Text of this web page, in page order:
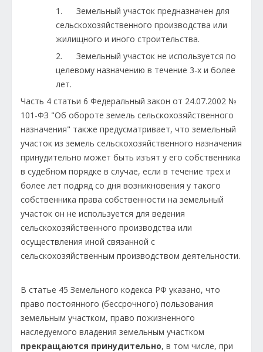
1. Земельный участок предназначен для
сельскохозяйственного производства или
жилищного и иного строительства.
2. Земельный участок не используется по
целевому назначению в течение 3-х и более
лет.
Часть 4 статьи 6 Федеральный закон от 24.07.2002 №
101-ФЗ "Об обороте земель сельскохозяйственного
назначения" также предусматривает, что земельный
участок из земель сельскохозяйственного назначения
принудительно может быть изъят у его собственника
в судебном порядке в случае, если в течение трех и
более лет подряд со дня возникновения у такого
собственника права собственности на земельный
участок он не используется для ведения
сельскохозяйственного производства или
осуществления иной связанной с
сельскохозяйственным производством деятельности.
В статье 45 Земельного кодекса РФ указано, что
право постоянного (бессрочного) пользования
земельным участком, право пожизненного
наследуемого владения земельным участком
прекращаются принудительно, в том числе, при